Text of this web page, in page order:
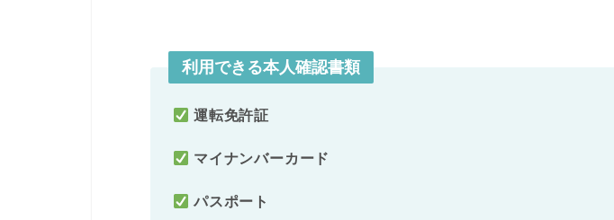
利用できる本人確認書類
運転免許証
マイナンバーカード
パスポート